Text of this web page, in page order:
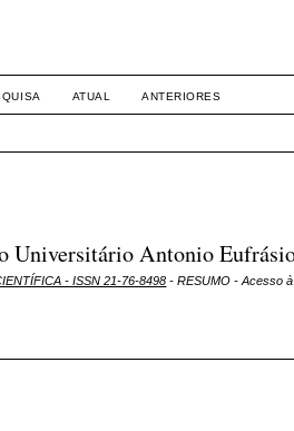
ATUAL ANTERIORES
Antonio
- ISSN 21-76-8498 - RESUMO - Acesso